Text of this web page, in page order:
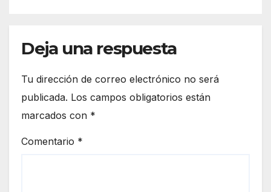
Deja una respuesta
Tu dirección de correo electrónico no será
publicada. Los campos obligatorios están
marcados con *
Comentario *